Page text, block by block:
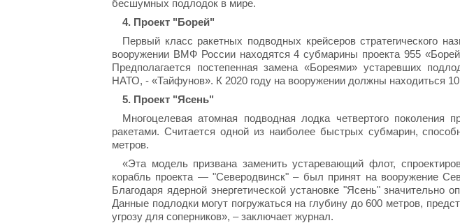
бесшумных подлодок в мире.
4. Проект "Борей"
Первый класс ракетных подводных крейсеров стратегического
вооружении ВМФ России находятся 4 субмарины проекта 955
Предполагается постепенная замена «Бореями» устаревших
НАТО, - «Тайфунов». К 2020 году на вооружении должны находиться 10
5. Проект "Ясень"
Многоцелевая атомная подводная лодка четвертого поколения
ракетами. Считается одной из наиболее быстрых субмарин,
метров.
«Эта модель призвана заменить устаревающий флот,
корабль проекта — "Северодвинск" – был принят на вооружение
Благодаря ядерной энергетической установке "Ясень" значительно
Данные подлодки могут погружаться на глубину до 600 метров,
угрозу для соперников», – заключает журнал.